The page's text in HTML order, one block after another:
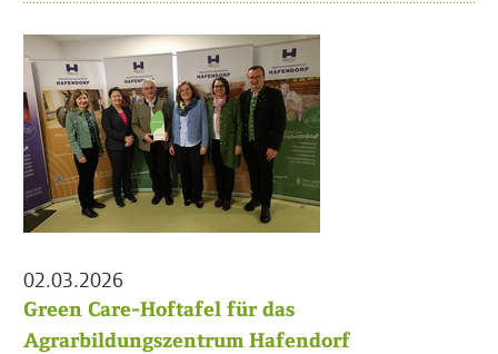
02.03.2026
Green Care-Hoftafel für das
Agrarbildungszentrum Hafendorf